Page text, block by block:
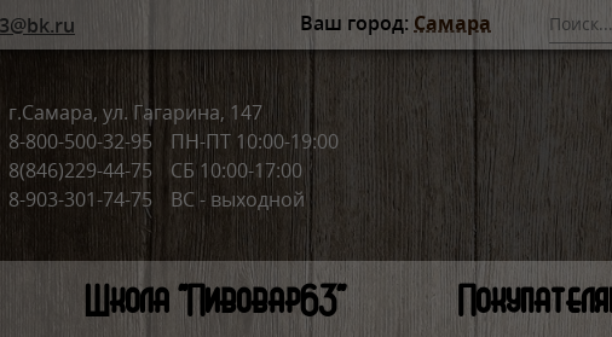
Ваш город: Самара
г.Самара, ул. Гагарина, 147
8-800-500-32-95
8(846)229-44-75
8-903-301-74-75
ПН-ПТ 10:00-19:00
СБ 10:00-17:00
ВС - выходной
Школа "Пивовар63"